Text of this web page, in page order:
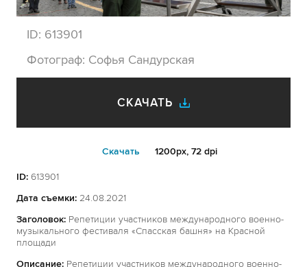
ID: 613901
Фотограф: Софья Сандурская
СКАЧАТЬ
Cкачать 1200px, 72 dpi
ID: 613901
Дата съемки: 24.08.2021
Заголовок: Репетиции участников международного военно-
музыкального фестиваля «Спасская башня» на Красной
площади
Описание: Репетиции участников международного военно-